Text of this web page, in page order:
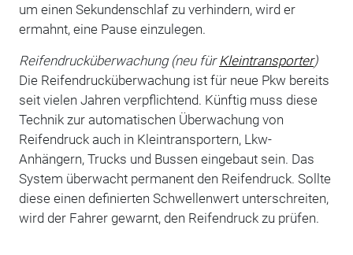
um einen Sekundenschlaf zu verhindern, wird er
ermahnt, eine Pause einzulegen.
Reifendrucküberwachung (neu fürKleintransporter)
Die Reifendrucküberwachung ist für neue Pkw bereits
seit vielen Jahren verpflichtend. Künftig muss diese
Technik zur automatischen Überwachung von
Reifendruck auch in Kleintransportern, Lkw-
Anhängern, Trucks und Bussen eingebaut sein. Das
System überwacht permanent den Reifendruck. Sollte
diese einen definierten Schwellenwert unterschreiten,
wird der Fahrer gewarnt, den Reifendruck zu prüfen.